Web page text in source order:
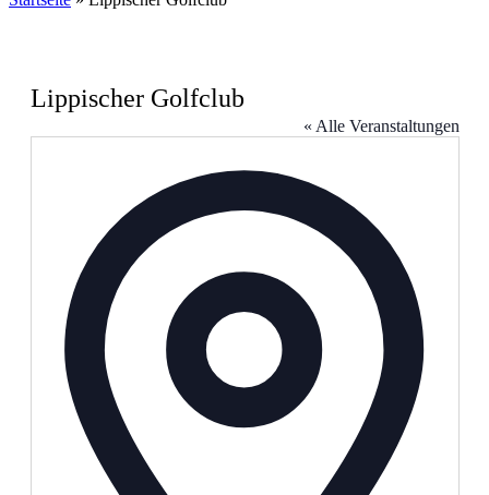
Lippischer Golfclub
« Alle Veranstaltungen